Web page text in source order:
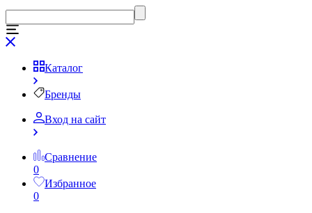
Каталог
Бренды
Вход на сайт
Сравнение
0
Избранное
0